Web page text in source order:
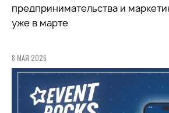
предпринимательства и
уже в марте
8 МАЯ 2026